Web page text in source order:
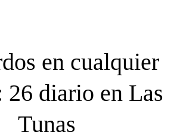
en cualquier
26 diario en Las
Tunas